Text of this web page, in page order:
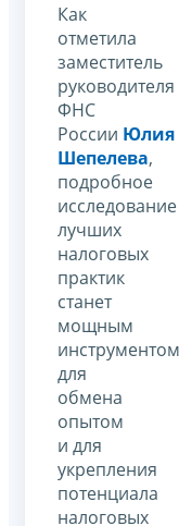
Как
отметила
заместитель
руководителя
ФНС
России Юлия
Шепелева,
подробное
исследование
лучших
налоговых
практик
станет
мощным
инструментом
для
обмена
опытом
и для
укрепления
потенциала
налоговых